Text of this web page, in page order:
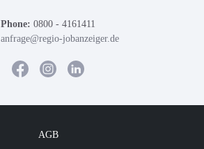
Phone: 0800 - 4161411
anfrage@regio-jobanzeiger.de
AGB